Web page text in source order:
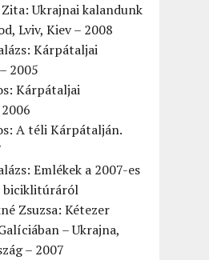
Ukrajnai kalandunk
Lviv, Kiev – 2008
Kárpátaljai
2005
Kárpátaljai
A téli Kárpátalján.
Emlékek a 2007-es
biciklitúráról
Zsuzsa: Kétezer
– Ukrajna,
– 2007